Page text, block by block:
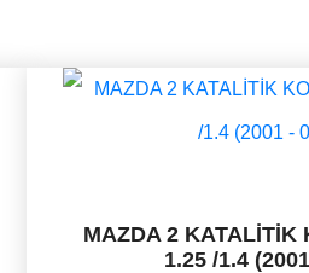
MAZDA 2 KATALİTİK
1.25 /1.4